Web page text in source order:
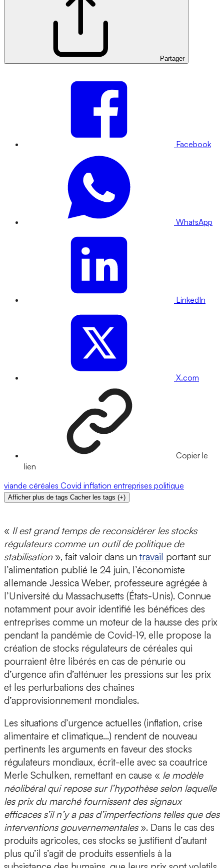
Partager
Facebook
WhatsApp
LinkedIn
X.com
Copier le
lien
viande céréales Covid inflation entreprises politique
Afficher plus de tags Cacher les tags (+)
« Il est grand temps de reconsidérer les stocks
régulateurs comme un outil de politique de
stabilisation », fait valoir dans un travail portant sur
l’alimentation publié le 24 juin, l’économiste
allemande Jessica Weber, professeure agrégée à
l’Université du Massachusetts (États-Unis). Connue
notamment pour avoir identifié les bénéfices des
entreprises comme un moteur de la hausse des prix
pendant la pandémie de Covid-19, elle propose la
création de stocks régulateurs de céréales qui
pourraient être libérés en cas de pénurie ou
d’urgence afin d’atténuer les pressions sur les prix
et les perturbations des chaînes
d’approvisionnement mondiales.
Les situations d’urgence actuelles (inflation, crise
alimentaire et climatique…) rendent de nouveau
pertinents les arguments en faveur des stocks
régulateurs mondiaux, écrit-elle avec sa coautrice
Merle Schulken, remettant en cause « le modèle
néolibéral qui repose sur l’hypothèse selon laquelle
les prix du marché fournissent des signaux
efficaces s’il n’y a pas d’imperfections telles que des
interventions gouvernementales». Dans le cas des
produits agricoles, ces stocks se justifient d’autant
plus qu’il s’agit de produits essentiels à la